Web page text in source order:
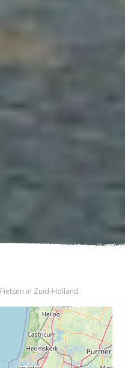
Fietsen in Zuid-Holland